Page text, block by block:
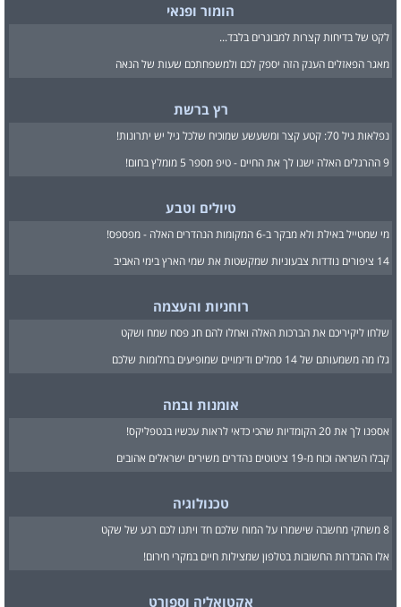
הומור ופנאי
לקט של בדיחות קצרות למבוגרים בלבד...
מאגר הפאזלים הענק הזה יספק לכם ולמשפחתכם שעות של הנאה
רץ ברשת
נפלאות גיל 70: קטע קצר ומשעשע שמוכיח שלכל גיל יש יתרונות!
9 ההרגלים האלה ישנו לך את החיים - טיפ מספר 5 מומלץ בחום!
טיולים וטבע
מי שמטייל באילת ולא מבקר ב-6 המקומות הנהדרים האלה - מפספס!
14 ציפורים נודדות צבעוניות שמקשטות את שמי הארץ בימי האביב
רוחניות והעצמה
שלחו ליקיריכם את הברכות האלה ואחלו להם חג פסח שמח ושקט
גלו מה משמעותם של 14 סמלים ודימויים שמופיעים בחלומות שלכם
אומנות ובמה
אספנו לך את 20 הקומדיות שהכי כדאי לראות עכשיו בנטפליקס!
קבלו השראה וכוח מ-19 ציטוטים נהדרים משירים ישראלים אהובים
טכנולוגיה
8 משחקי מחשבה שישמרו על המוח שלכם חד ויתנו לכם רגע של שקט
אלו ההגדרות החשובות בטלפון שמצילות חיים במקרי חירום!
אקטואליה וספורט